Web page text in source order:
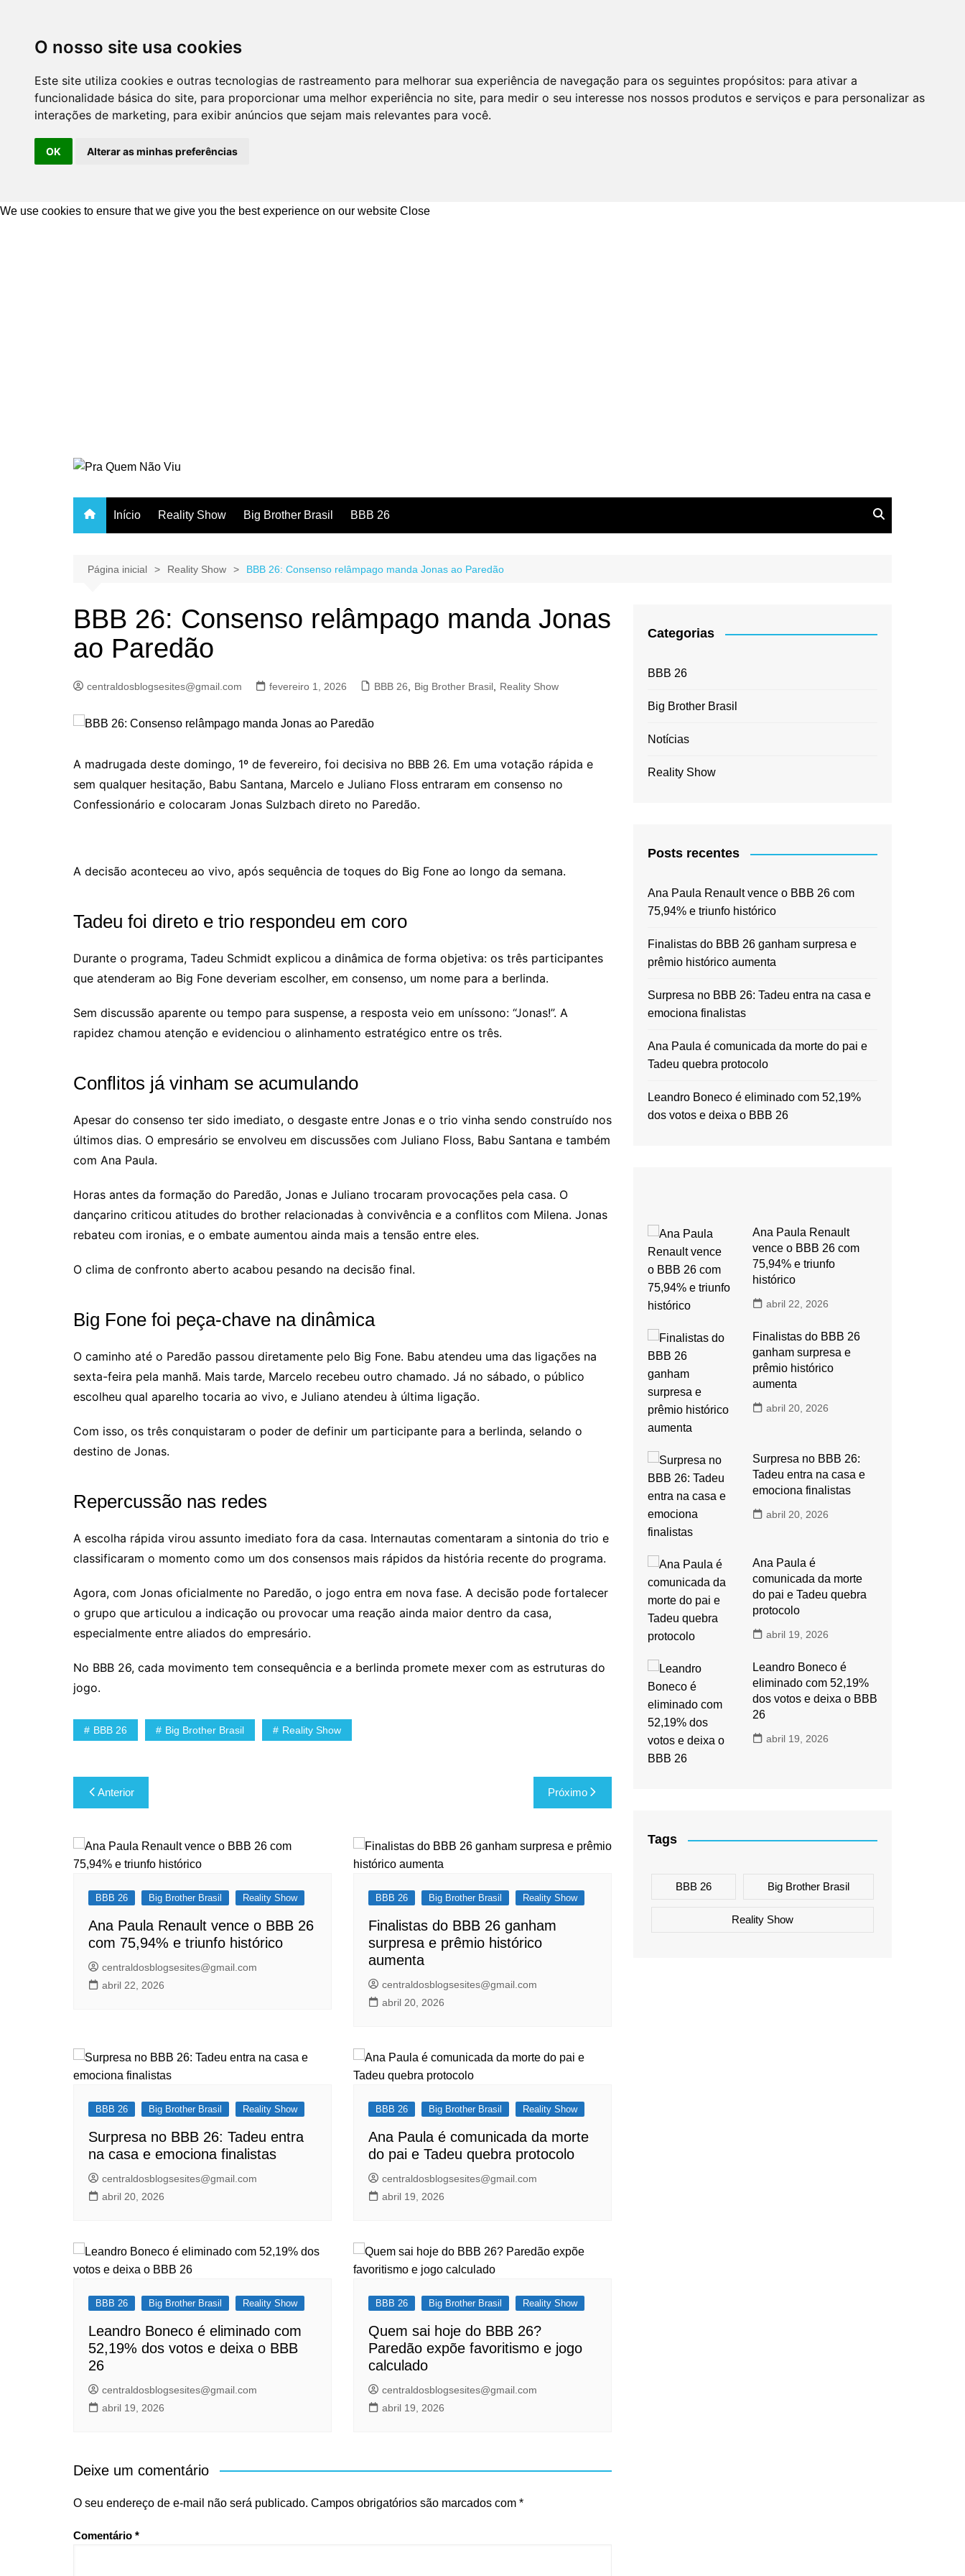
O nosso site usa cookies
Este site utiliza cookies e outras tecnologias de rastreamento para melhorar sua experiência de navegação para os seguintes propósitos: para ativar a
funcionalidade básica do site, para proporcionar uma melhor experiência no site, para medir o seu interesse nos nossos produtos e serviços e para personalizar as
interações de marketing, para exibir anúncios que sejam mais relevantes para você.
OK Alterar as minhas preferências
We use cookies to ensure that we give you the best experience on our website Close
Início Reality Show Big Brother Brasil BBB 26
Página inicial Reality Show BBB 26: Consenso relâmpago manda Jonas ao Paredão
BBB 26: Consenso relâmpago manda Jonas
ao Paredão
centraldosblogsesites@gmail.com fevereiro 1, 2026 BBB 26, Big Brother Brasil, Reality Show
A madrugada deste domingo, 1º de fevereiro, foi decisiva no BBB 26. Em uma votação rápida e
sem qualquer hesitação, Babu Santana, Marcelo e Juliano Floss entraram em consenso no
Confessionário e colocaram Jonas Sulzbach direto no Paredão.
A decisão aconteceu ao vivo, após sequência de toques do Big Fone ao longo da semana.
Tadeu foi direto e trio respondeu em coro
Durante o programa, Tadeu Schmidt explicou a dinâmica de forma objetiva: os três participantes
que atenderam ao Big Fone deveriam escolher, em consenso, um nome para a berlinda.
Sem discussão aparente ou tempo para suspense, a resposta veio em uníssono: “Jonas!”. A
rapidez chamou atenção e evidenciou o alinhamento estratégico entre os três.
Conflitos já vinham se acumulando
Apesar do consenso ter sido imediato, o desgaste entre Jonas e o trio vinha sendo construído nos
últimos dias. O empresário se envolveu em discussões com Juliano Floss, Babu Santana e também
com Ana Paula.
Horas antes da formação do Paredão, Jonas e Juliano trocaram provocações pela casa. O
dançarino criticou atitudes do brother relacionadas à convivência e a conflitos com Milena. Jonas
rebateu com ironias, e o embate aumentou ainda mais a tensão entre eles.
O clima de confronto aberto acabou pesando na decisão final.
Big Fone foi peça-chave na dinâmica
O caminho até o Paredão passou diretamente pelo Big Fone. Babu atendeu uma das ligações na
sexta-feira pela manhã. Mais tarde, Marcelo recebeu outro chamado. Já no sábado, o público
escolheu qual aparelho tocaria ao vivo, e Juliano atendeu à última ligação.
Com isso, os três conquistaram o poder de definir um participante para a berlinda, selando o
destino de Jonas.
Repercussão nas redes
A escolha rápida virou assunto imediato fora da casa. Internautas comentaram a sintonia do trio e
classificaram o momento como um dos consensos mais rápidos da história recente do programa.
Agora, com Jonas oficialmente no Paredão, o jogo entra em nova fase. A decisão pode fortalecer
o grupo que articulou a indicação ou provocar uma reação ainda maior dentro da casa,
especialmente entre aliados do empresário.
No BBB 26, cada movimento tem consequência e a berlinda promete mexer com as estruturas do
jogo.
BBB 26 Big Brother Brasil Reality Show
Navegação
de
Post
Anterior Próximo
BBB 26 Big Brother Brasil Reality Show
Ana Paula Renault vence o BBB 26
com 75,94% e triunfo histórico
centraldosblogsesites@gmail.com
abril 22, 2026
BBB 26 Big Brother Brasil Reality Show
Finalistas do BBB 26 ganham
surpresa e prêmio histórico
aumenta
centraldosblogsesites@gmail.com
abril 20, 2026
BBB 26 Big Brother Brasil Reality Show
Surpresa no BBB 26: Tadeu entra
na casa e emociona finalistas
centraldosblogsesites@gmail.com
abril 20, 2026
BBB 26 Big Brother Brasil Reality Show
Ana Paula é comunicada da morte
do pai e Tadeu quebra protocolo
centraldosblogsesites@gmail.com
abril 19, 2026
BBB 26 Big Brother Brasil Reality Show
Leandro Boneco é eliminado com
52,19% dos votos e deixa o BBB
26
centraldosblogsesites@gmail.com
abril 19, 2026
BBB 26 Big Brother Brasil Reality Show
Quem sai hoje do BBB 26?
Paredão expõe favoritismo e jogo
calculado
centraldosblogsesites@gmail.com
abril 19, 2026
Deixe um comentário
O seu endereço de e-mail não será publicado. Campos obrigatórios são marcados com *
Comentário *
Categorias
BBB 26
Big Brother Brasil
Notícias
Reality Show
Posts recentes
Ana Paula Renault vence o BBB 26 com
75,94% e triunfo histórico
Finalistas do BBB 26 ganham surpresa e
prêmio histórico aumenta
Surpresa no BBB 26: Tadeu entra na casa e
emociona finalistas
Ana Paula é comunicada da morte do pai e
Tadeu quebra protocolo
Leandro Boneco é eliminado com 52,19%
dos votos e deixa o BBB 26
Ana Paula Renault
vence o BBB 26 com
75,94% e triunfo
histórico
abril 22, 2026
Finalistas do BBB 26
ganham surpresa e
prêmio histórico
aumenta
abril 20, 2026
Surpresa no BBB 26:
Tadeu entra na casa e
emociona finalistas
abril 20, 2026
Ana Paula é
comunicada da morte
do pai e Tadeu quebra
protocolo
abril 19, 2026
Leandro Boneco é
eliminado com 52,19%
dos votos e deixa o BBB
26
abril 19, 2026
Tags
BBB 26 Big Brother Brasil
Reality Show